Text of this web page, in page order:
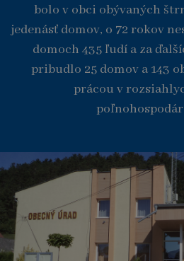
bolo v obci obývaných
jedenásť domov, o 72 rokov
domoch 435 ľudí a za
pribudlo 25 domov a 143
prácou v